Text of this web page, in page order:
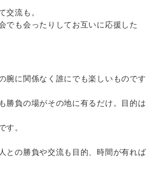
交流も。
でも会ったりしてお互いに応援した
腕に関係なく誰にでも楽しいものです
勝負の場がその地に有るだけ。目的は
す。
との勝負や交流も目的、時間が有れば